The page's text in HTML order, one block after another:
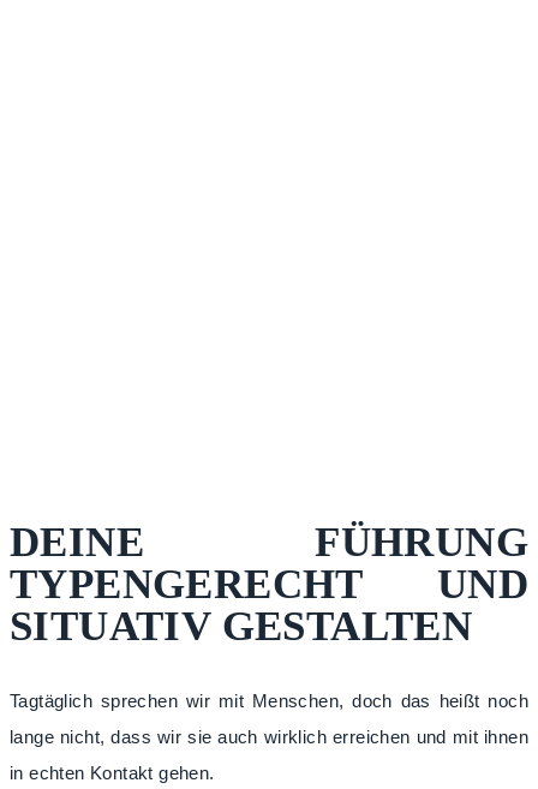
DEINE FÜHRUNG
TYPENGERECHT UND
SITUATIV GESTALTEN
Tagtäglich sprechen wir mit Menschen, doch das heißt noch
lange nicht, dass wir sie auch wirklich erreichen und mit ihnen
in echten Kontakt gehen.